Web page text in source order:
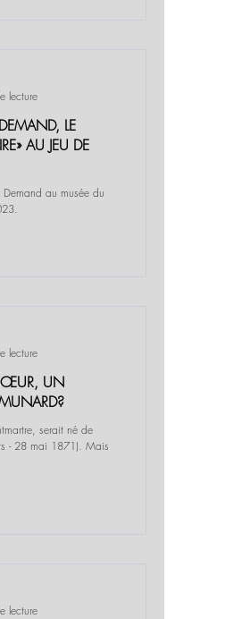
LE
AU JEU DE
au musée du
lecture
UN
serait né de
- 28 mai 1871). Mais
lecture
lecture